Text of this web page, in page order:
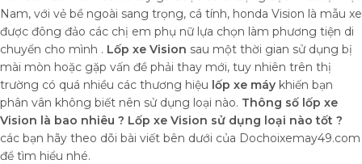
Nam, với vẻ bề ngoài sang trọng, cá tính, honda Vision là mẫu xe
được đông đảo các chị em phụ nữ lựa chọn làm phương tiện di
chuyển cho mình . Lốp xe Vision sau một thời gian sử dụng bị
mài mòn hoặc gặp vấn đề phải thay mới, tuy nhiên trên thị
trường có quá nhiều các thương hiệu lốp xe máy khiến bạn
phân vân không biết nên sử dụng loại nào. Thông số lốp xe
Vision là bao nhiêu ? Lốp xe Vision sử dụng loại nào tốt ?
các bạn hãy theo dõi bài viết bên dưới của Dochoixemay49.com
để tìm hiểu nhé.